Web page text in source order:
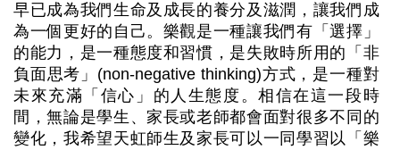
早已成為我們生命及成長的養分及滋潤，讓我們成
為一個更好的自己。樂觀是一種讓我們有「選擇」
的能力，是一種態度和習慣，是失敗時所用的「非
負面思考」(non-negative thinking)方式，是一種對
未來充滿「信心」的人生態度。相信在這一段時
間，無論是學生、家長或老師都會面對很多不同的
變化，我希望天虹師生及家長可以一同學習以「樂